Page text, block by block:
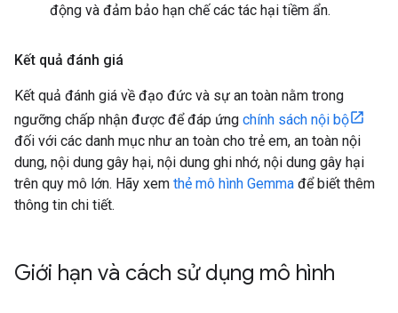
động và đảm bảo hạn chế các tác hại tiềm ẩn.
Kết quả đánh giá
Kết quả đánh giá về đạo đức và sự an toàn nằm trong
ngưỡng chấp nhận được để đáp ứng chính sách nội bộ
đối với các danh mục như an toàn cho trẻ em, an toàn nội
dung, nội dung gây hại, nội dung ghi nhớ, nội dung gây hại
trên quy mô lớn. Hãy xem thẻ mô hình Gemma để biết thêm
thông tin chi tiết.
Giới hạn và cách sử dụng mô hình